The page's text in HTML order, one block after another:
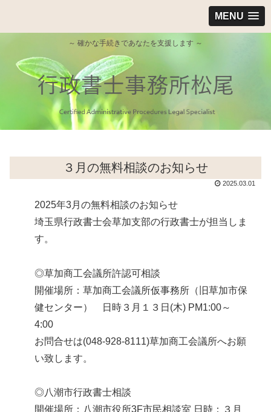
MENU
～ 確かな手続きであなたを支援します ～
３月の無料相談のお知らせ
2025.03.01
2025年3月の無料相談のお知らせ
埼玉県行政書士会草加支部の行政書士が担当しま
す。
◎草加商工会議所許認可相談
開催場所：草加商工会議所仮事務所（旧草加市保
健センター） 日時３月１３日(木) PM1:00～
4:00
お問合せは(048-928-8111)草加商工会議所へお願
い致します。
◎八潮市行政書士相談
開催場所：八潮市役所3F市民相談室 日時：３月